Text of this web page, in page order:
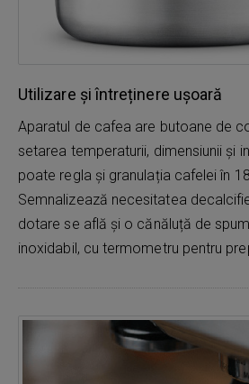
Utilizare și întreținere ușoară
Aparatul de cafea are butoane de
setarea temperaturii, dimensiunii și
poate regla și granulația cafelei în
Semnalizează necesitatea
dotare se află și o cănăluță de
inoxidabil, cu termometru pentru